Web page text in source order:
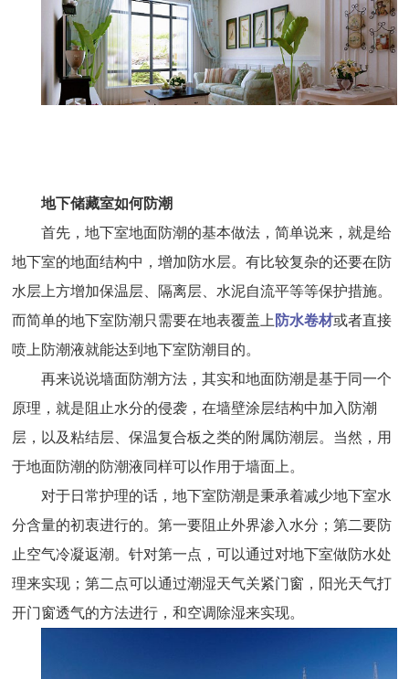
地下储藏室如何防潮
首先，地下室地面防潮的基本做法，简单说来，就是给
地下室的地面结构中，增加防水层。有比较复杂的还要在防
水层上方增加保温层、隔离层、水泥自流平等等保护措施。
而简单的地下室防潮只需要在地表覆盖上 防水卷材或者直接
喷上防潮液就能达到地下室防潮目的。
再来说说墙面防潮方法，其实和地面防潮是基于同一个
原理，就是阻止水分的侵袭，在墙壁涂层结构中加入防潮
层，以及粘结层、保温复合板之类的附属防潮层。当然，用
于地面防潮的防潮液同样可以作用于墙面上。
对于日常护理的话，地下室防潮是秉承着减少地下室水
分含量的初衷进行的。第一要阻止外界渗入水分；第二要防
止空气冷凝返潮。针对第一点，可以通过对地下室做防水处
理来实现；第二点可以通过潮湿天气关紧门窗，阳光天气打
开门窗透气的方法进行，和空调除湿来实现。